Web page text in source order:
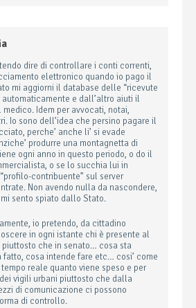
dire di controllare i conti correnti,
elettronico quando io pago il
mi aggiorni il database delle “ricevute
automaticamente e dall’altro aiuti il
Idem per avvocati, notai,
Io sono dell’idea che persino pagare il
perche’ anche li’ si evade
produrre una montagnetta di
ogni anno in questo periodo, o do il
o se lo succhia lui in
contribuente” sul server
Non avendo nulla da nascondere,
sento spiato dallo Stato.
io pretendo, da cittadino
in ogni istante chi è presente al
che in senato… cosa sta
fatto, cosa intende fare etc… cosi’ come
reale quanto viene speso e per
vigili urbani piuttosto che dalla
di comunicazione ci possono
di controllo.